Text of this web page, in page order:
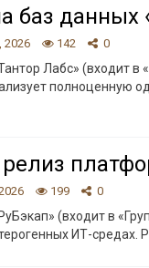
баз данных
2026 142 0
Лабс» (входит в
полноценную
199 0
(входит в
ИТ-средах.